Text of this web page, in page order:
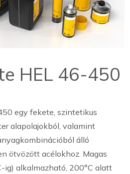
HEL 46-450
egy fekete, szintetikus
alapolajokból, valamint
álló
ötvözött acélokhoz. Magas
ig) alkalmazható, 200°C alatt